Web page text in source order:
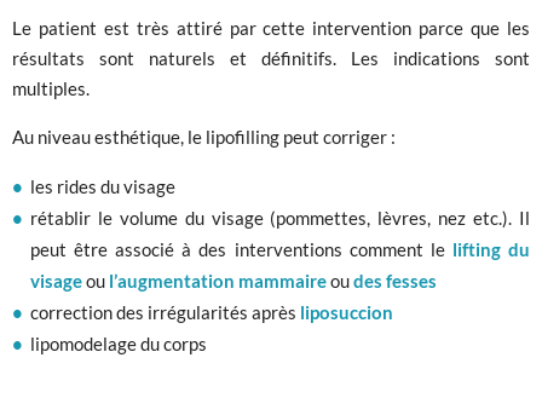
Le patient est très attiré par cette intervention parce que les
résultats sont naturels et définitifs. Les indications sont
multiples.
Au niveau esthétique, le lipofilling peut corriger :
les rides du visage
rétablir le volume du visage (pommettes, lèvres, nez etc.). Il
peut être associé à des interventions comment le lifting du
visageou l’augmentation mammaireoudes fesses
correction des irrégularités après liposuccion
lipomodelage du corps